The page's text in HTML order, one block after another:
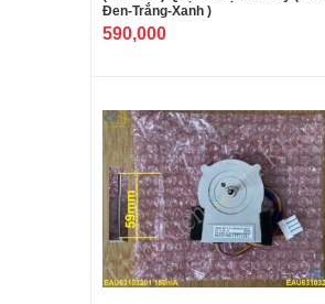
Đen-Trắng-Xanh )
590,000